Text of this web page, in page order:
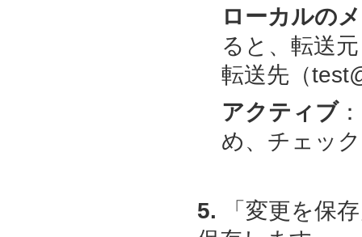
ローカルの
ると、転送
転送先（
アクティブ
め、チェック
5. 「変更を保